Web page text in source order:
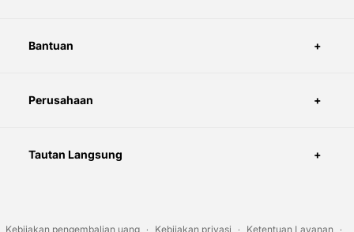
Bantuan
Perusahaan
Tautan Langsung
Kebijakan pengembalian uang Kebijakan privasi Ketentuan Layanan